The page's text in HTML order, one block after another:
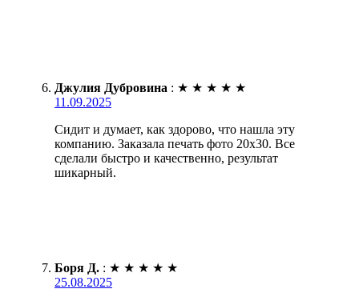
Джулия Дубровина : ★ ★ ★ ★ ★
11.09.2025
Сидит и думает, как здорово, что нашла эту
компанию. Заказала печать фото 20х30. Все
сделали быстро и качественно, результат
шикарный.
Боря Д. : ★ ★ ★ ★ ★
25.08.2025